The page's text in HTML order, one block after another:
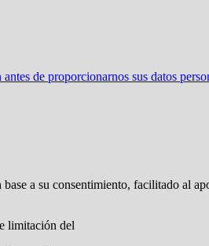
de proporcionarnos sus datos
a su consentimiento, facilitado al
limitación del